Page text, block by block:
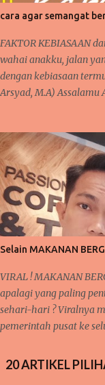
dirinya sudah
katakan sudah
momen yang bisa
hal ibadah wajib, sunat,
cara agar semangat
FAKTOR KEBIASAAN
wahai anakku, jalan
dengan kebiasaan
Arsyad, M.A)
Muhammad SAW
tentang 'taubat dan
berkaitan dengan
bahas pada
Pernahkah anda
kegiatan akan mudah
kerjanya sudah biasa
matematika, fisika,
Selain MAKANAN
VIRAL ! MAKANAN
apalagi yang paling
sehari-hari ? Viralnya
pemerintah pusat ke
begitu juga di
20 ARTIKEL